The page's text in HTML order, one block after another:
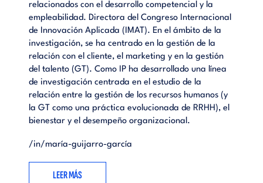
relacionados con el desarrollo competencial y la
empleabilidad. Directora del Congreso Internacional
de Innovación Aplicada (IMAT). En el ámbito de la
investigación, se ha centrado en la gestión de la
relación con el cliente, el marketing y en la gestión
del talento (GT). Como IP ha desarrollado una línea
de investigación centrada en el estudio de la
relación entre la gestión de los recursos humanos (y
la GT como una práctica evolucionada de RRHH), el
bienestar y el desempeño organizacional.
/in/maría-guijarro-garcía
LEER MÁS